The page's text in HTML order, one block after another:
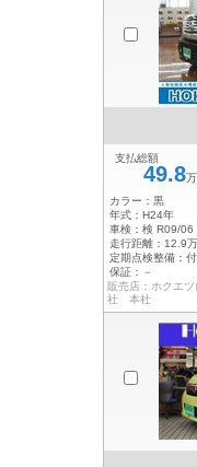
支払総額
49.8
カラー： 黒
年式： H24年
車検： 検 R09/06
走行距離： 12.9
定期点検整備：
保証：
－
販売店：ホクエ
社 本社